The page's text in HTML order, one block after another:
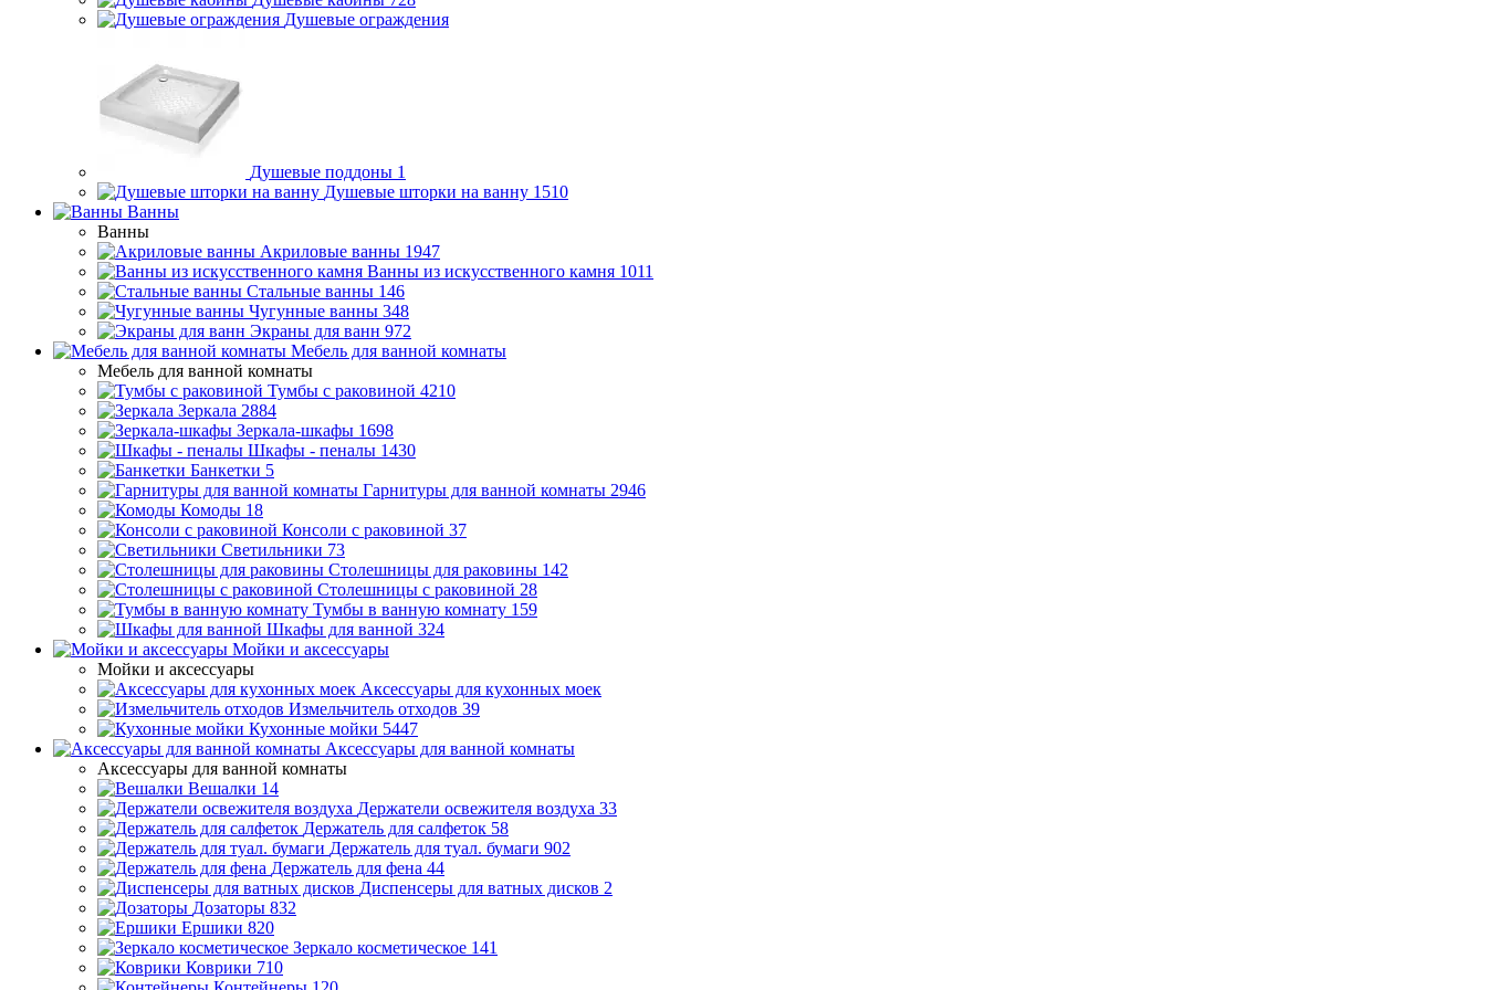
Душевые ограждения
Душевые поддоны 1
Душевые шторки на ванну 1510
Ванны
Ванны
Акриловые ванны 1947
Ванны из искусственного камня 1011
Стальные ванны 146
Чугунные ванны 348
Экраны для ванн 972
Мебель для ванной комнаты
Мебель для ванной комнаты
Тумбы с раковиной 4210
Зеркала 2884
Зеркала-шкафы 1698
Шкафы - пеналы 1430
Банкетки 5
Гарнитуры для ванной комнаты 2946
Комоды 18
Консоли с раковиной 37
Светильники 73
Столешницы для раковины 142
Столешницы с раковиной 28
Тумбы в ванную комнату 159
Шкафы для ванной 324
Мойки и аксессуары
Мойки и аксессуары
Аксессуары для кухонных моек
Измельчитель отходов 39
Кухонные мойки 5447
Аксессуары для ванной комнаты
Аксессуары для ванной комнаты
Вешалки 14
Держатели освежителя воздуха 33
Держатель для салфеток 58
Держатель для туал. бумаги 902
Держатель для фена 44
Диспенсеры для ватных дисков 2
Дозаторы 832
Ершики 820
Зеркало косметическое 141
Коврики 710